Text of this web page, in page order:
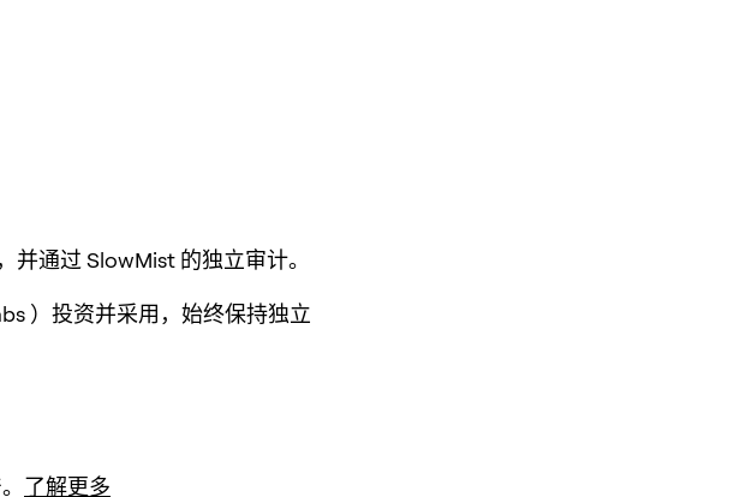
并通过 SlowMist 的独立审计。
）投资并采用，始终保持独立
了解更多